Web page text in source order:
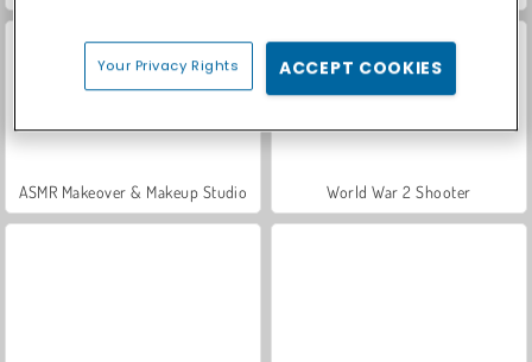
ASMR Makeover & Makeup Studio World War 2 Shooter
Your Privacy Rights ACCEPT COOKIES